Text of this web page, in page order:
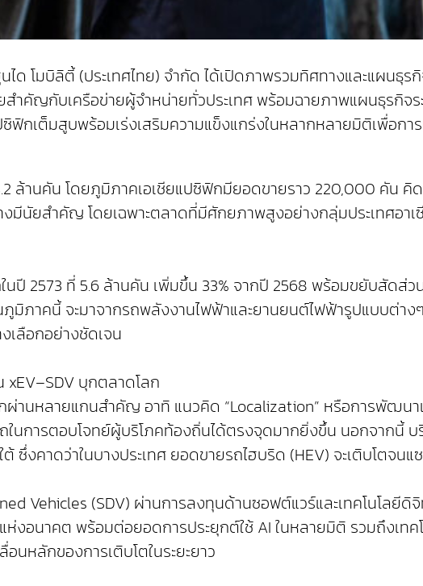
ด โมบิลิตี้ (ประเทศไทย) จำกัด ได้เปิดภาพรวมทิศทางและแผนธุ
ำคัญกับเครือข่ายผู้จำหน่ายทั่วประเทศ พร้อมฉายภาพแผนธุรกิจร
ฟิกเต็มสูบพร้อมเร่งเสริมความแข็งแกร่งในหลากหลายมิติเพื่อก
ล้านคัน โดยภูมิภาคเอเชียแปซิฟิกมียอดขายราว 220,000 คัน
นัยสำคัญ โดยเฉพาะตลาดที่มีศักยภาพสูงอย่างกลุ่มประเทศอาเ
นปี 2573 ที่ 5.6 ล้านคัน เพิ่มขึ้น 33% จากปี 2568 พร้อมขยับสัดส่
ภาคนี้ จะมาจากรถพลังงานไฟฟ้าและยานยนต์ไฟฟ้ารูปแบบต่าง
เลือกอย่างชัดเจน
บุกตลาดโลก
กผ่านหลายแกนสำคัญ อาทิ แนวคิด “Localization” หรือการพัฒ
นการตอบโจทย์ผู้บริโภคท้องถิ่นได้ตรงจุดมากยิ่งขึ้น นอกจากนี้ บ
ซึ่งคาดว่าในบางประเทศ ยอดขายรถไฮบริด (HEV) จะเติบโตจ
(SDV) ผ่านการลงทุนด้านซอฟต์แวร์และเทคโนโลยีดิ
งอนาคต พร้อมต่อยอดการประยุกต์ใช้ AI ในหลายมิติ รวมถึงเท
นหลักของการเติบโตในระยะยาว